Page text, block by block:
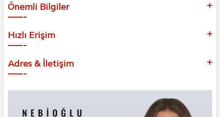
Önemli Bilgiler
Hızlı Erişim
Adres & İletişim